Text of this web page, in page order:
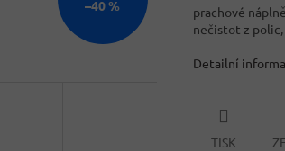
–40 %
prachové
nečistot z
Detailní
TISK